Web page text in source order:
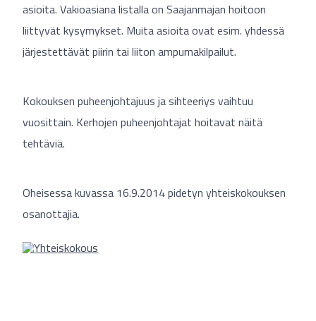
asioita. Vakioasiana listalla on Saajanmajan hoitoon
liittyvät kysymykset. Muita asioita ovat esim. yhdessä
järjestettävät piirin tai liiton ampumakilpailut.
Kokouksen puheenjohtajuus ja sihteeriys vaihtuu
vuosittain. Kerhojen puheenjohtajat hoitavat näitä
tehtäviä.
Oheisessa kuvassa 16.9.2014 pidetyn yhteiskokouksen
osanottajia.